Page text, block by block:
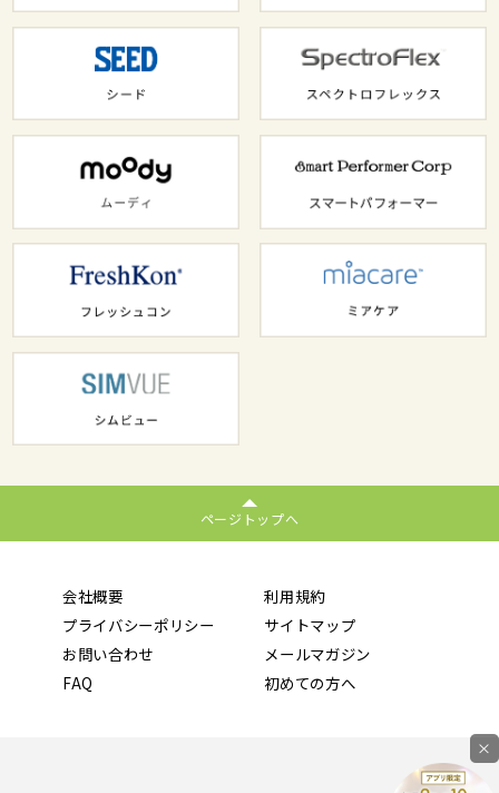
ページトップへ
会社概要
利用規約
プライバシーポリシー
サイトマップ
お問い合わせ
メールマガジン
FAQ
初めての方へ
×